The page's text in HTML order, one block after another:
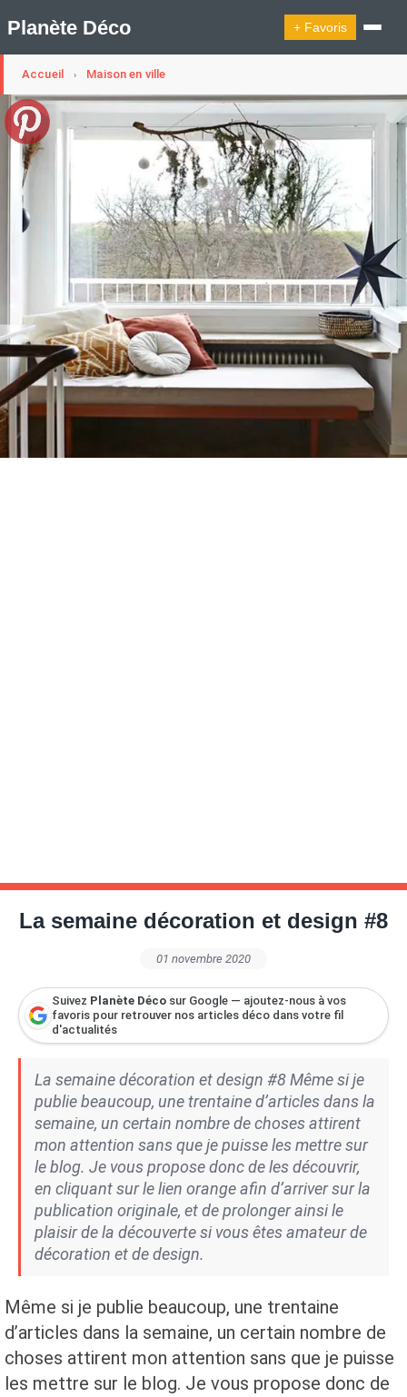
Planète Déco + Favoris
🛍︎ Shop Planète Déco ℹ︎ À propos
Appartement Design Cabanes
Decoration Noël
Design Suédois En Quelques Photos
Idées Déco En 10 Photos
La Semaine Décoration Et Design
Maison En Ville
Méli-Mélo Suédois
Publi Reportage
Tendance
Interieurs Scandinaves
La Décoration Selon Votre Signe Astrologique
Les Trouvailles Déco Du Jour
Maison Appartement Écologique
Maison Container/container House
Maison Et Appartement Vintage
Renovation
Accueil › Maison en ville
La semaine décoration et design #8
01 novembre 2020
Suivez Planète Déco sur Google — ajoutez-nous à vos
favoris pour retrouver nos articles déco dans votre fil
d'actualités
La semaine décoration et design #8 Même si je
publie beaucoup, une trentaine d’articles dans la
semaine, un certain nombre de choses attirent
mon attention sans que je puisse les mettre sur
le blog. Je vous propose donc de les découvrir,
en cliquant sur le lien orange afin d’arriver sur la
publication originale, et de prolonger ainsi le
plaisir de la découverte si vous êtes amateur de
décoration et de design.
Même si je publie beaucoup, une trentaine
d’articles dans la semaine, un certain nombre de
choses attirent mon attention sans que je puisse
les mettre sur le blog. Je vous propose donc de